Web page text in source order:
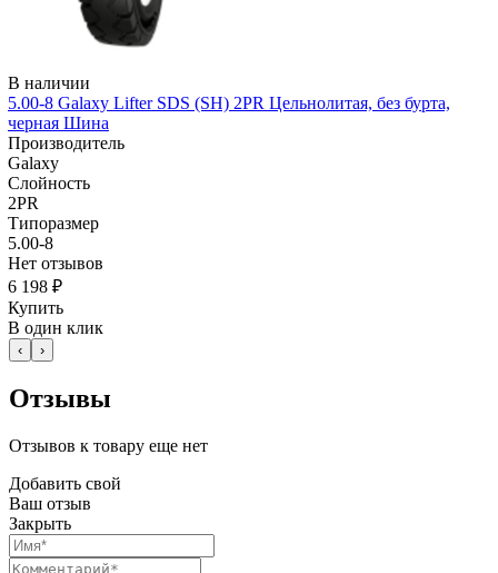
В наличии
5.00-8 Galaxy Lifter SDS (SH) 2PR Цельнолитая, без бурта,
черная Шина
Производитель
Galaxy
Слойность
2PR
Типоразмер
5.00-8
Нет отзывов
6 198 ₽
Купить
В один клик
‹ ›
Отзывы
Отзывов к товару еще нет
Добавить свой
Ваш отзыв
Закрыть